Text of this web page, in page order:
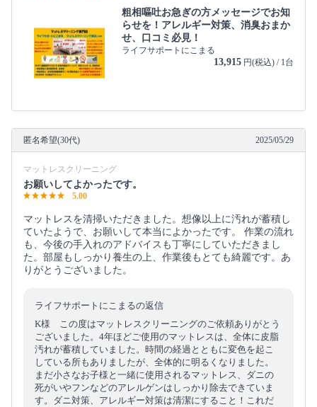
粗相嘔吐お急ぎの方メッセージでお知
らせを！アレルギー対策、消臭おまか
せ、口コミ必見！
ライフサポートにこまる
13,915 円(税込) / 1台
匿名希望(30代) 2025/05/29
マットレスクリーニング
お願いしてよかったです。
5.00
マットレスを清掃いただきました。想像以上に汚れが蓄積し
ていたようで、お願いして本当によかったです。 作業の流れ
も、今後の手入れのアドバイスも丁寧にしていただきまし
た。部屋もしっかり養生の上、作業後もとても綺麗です。あ
りがとうございました。
ライフサポートにこまるの返信
K様 この度はマットレスクリーニングのご依頼ありがとう
ございました。4年ほどご使用のマットレスは、全体に皮脂
汚れが蓄積していました。時間の経過とともに変色を起こ
している所もありましたが、全体的に明るくなりました。
まだ小さなお子様と一緒に使用されるマットレス、ダニの
死がいやフンなどのアレルゲンはしっかり除去できていま
す。ダニ対策、アレルギー対策は清潔にすること！これだ